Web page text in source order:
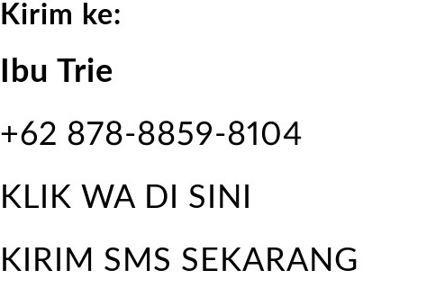
Kirim ke:
Ibu Trie
+62 878-8859-8104
KLIK WA DI SINI
KIRIM SMS SEKARANG